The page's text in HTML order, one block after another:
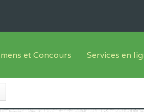
Sous système francophone
et Concours
des candidats
Services en
Orientation
Gestion du